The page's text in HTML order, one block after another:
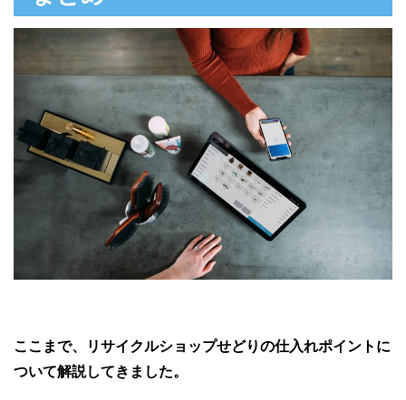
ここまで、リサイクルショップせどりの仕入れポイントに
ついて解説してきました。